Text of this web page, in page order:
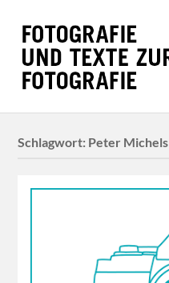
Schlagwort: Peter Michels